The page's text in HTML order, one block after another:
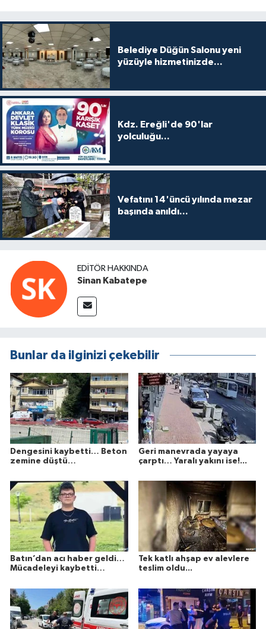
Belediye Düğün Salonu yeni
yüzüyle hizmetinizde...
Kdz. Ereğli'de 90'lar
yolculuğu...
Vefatını 14'üncü yılında mezar
başında anıldı...
EDITÖR HAKKINDA
Sinan Kabatepe
Bunlar da ilginizi çekebilir
Dengesini kaybetti… Beton
zemine düştü…
Geri manevrada yayaya
çarptı… Yaralı yakını ise!...
Batın’dan acı haber geldi…
Mücadeleyi kaybetti…
Tek katlı ahşap ev alevlere
teslim oldu...